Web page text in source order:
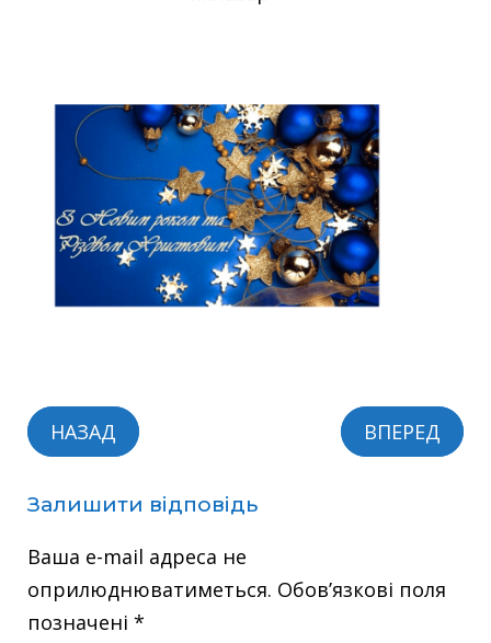
НАЗАД ВПЕРЕД
Залишити відповідь
Ваша e-mail адреса не
оприлюднюватиметься. Обов’язкові поля
позначені *